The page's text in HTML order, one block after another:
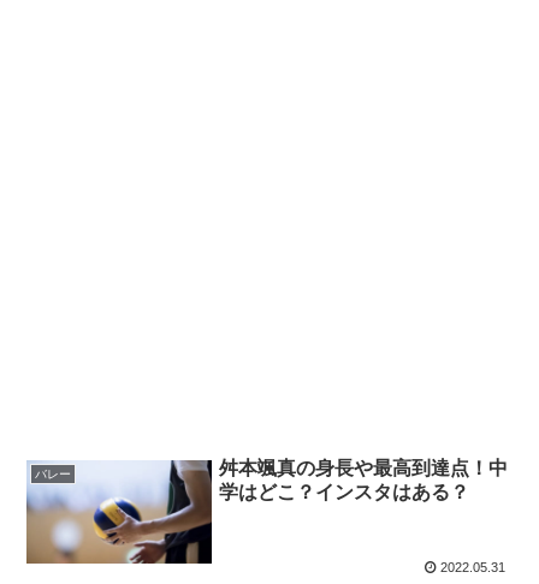
バレー
舛本颯真の身長や最高到達点！中
学はどこ？インスタはある？
2022.05.31